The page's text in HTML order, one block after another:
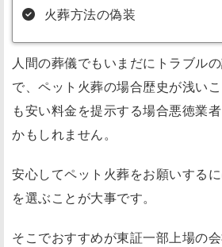
火葬方法の偽装
人間の葬儀でもいまだにトラブル
で、ペット火葬の場合歴史が浅い
も安い料金を提示する場合悪徳業
かもしれません。
安心してペット火葬をお願いする
を選ぶことが大事です。
そこでおすすめが東証一部上場の